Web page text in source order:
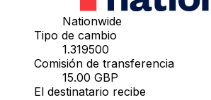
Nationwide
Tipo de cambio
1.319500
Comisión de transferencia
15.00 GBP
El destinatario recibe